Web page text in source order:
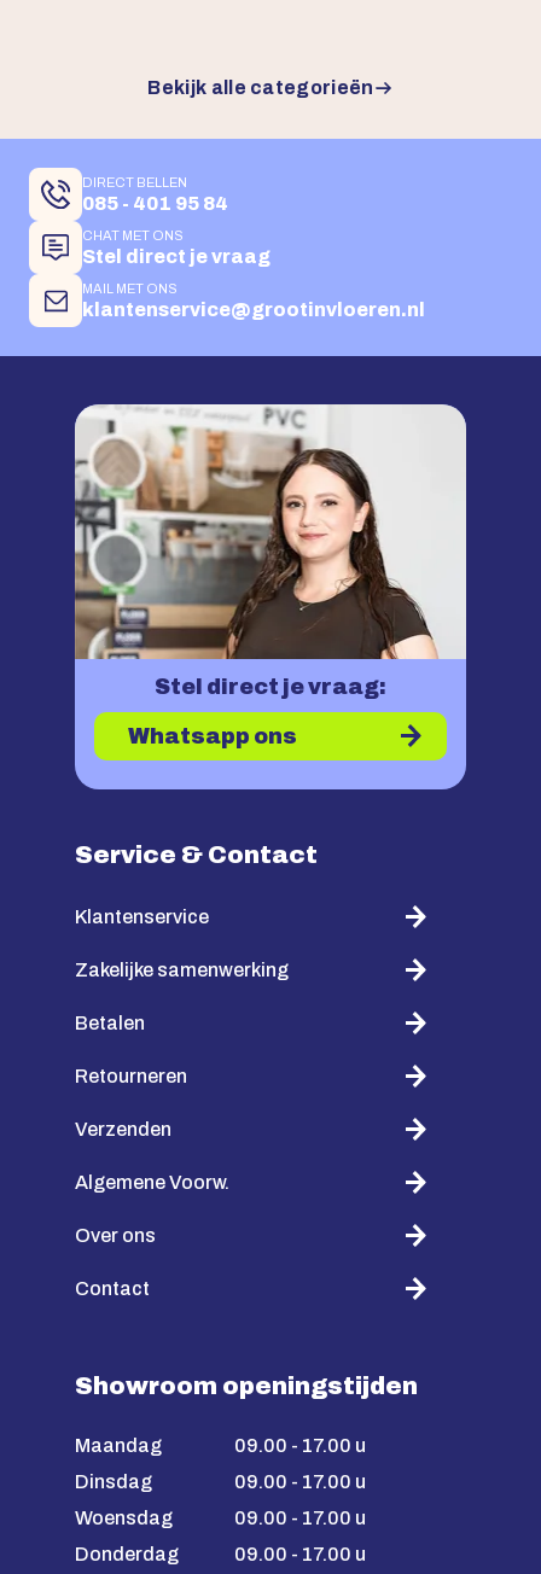
Bekijk alle categorieën
DIRECT BELLEN
085 - 401 95 84
CHAT MET ONS
Stel direct je vraag
MAIL MET ONS
klantenservice@grootinvloeren.nl
Stel direct je vraag:
Whatsapp ons
Service & Contact
Klantenservice
Zakelijke samenwerking
Betalen
Retourneren
Verzenden
Algemene Voorw.
Over ons
Contact
Showroom openingstijden
Maandag
09.00 - 17.00 u
Dinsdag
09.00 - 17.00 u
Woensdag
09.00 - 17.00 u
Donderdag
09.00 - 17.00 u